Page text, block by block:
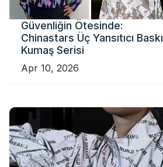
Güvenliğin Ötesinde:
Chinastars Üç Yansıtıcı Baskı
Kumaş Serisi
Apr 10, 2026